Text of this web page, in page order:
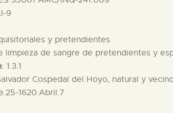
ESPAÑOL
9
y pretendientes
limpieza de sangre de pretendientes y
: 1.3.1
Cospedal del Hoyo, natural y
1620.Abril.7